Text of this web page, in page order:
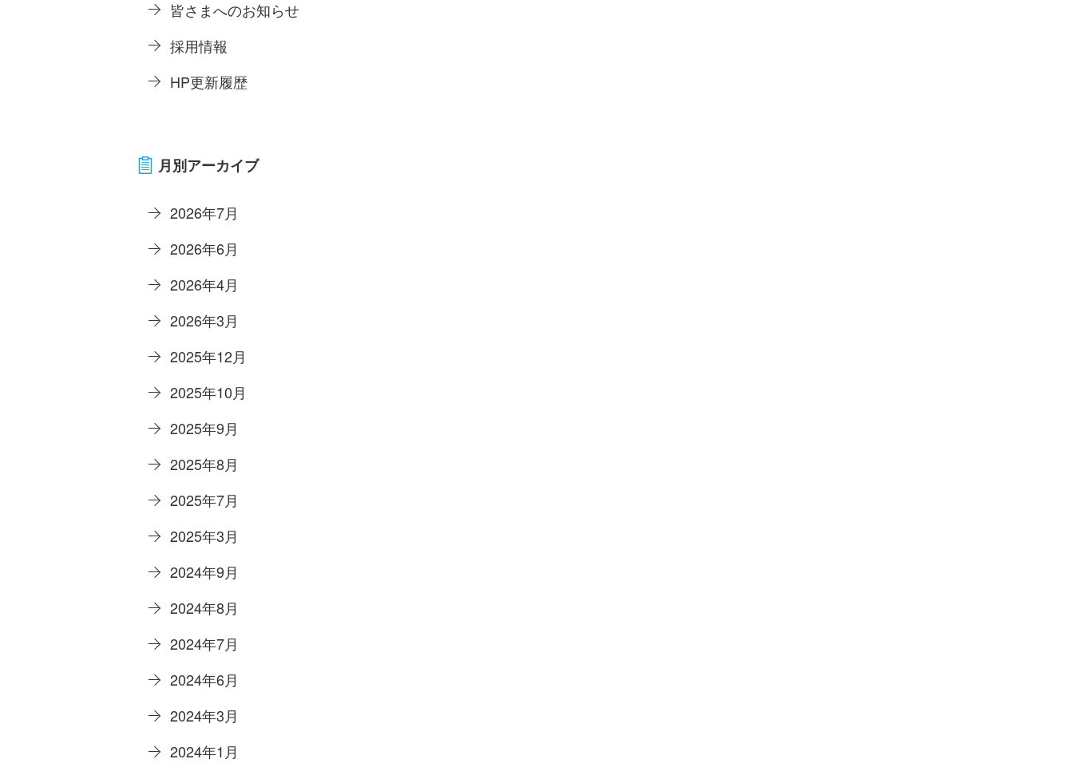
皆さまへのお知らせ
採用情報
HP更新履歴
月別アーカイブ
2026年7月
2026年6月
2026年4月
2026年3月
2025年12月
2025年10月
2025年9月
2025年8月
2025年7月
2025年3月
2024年9月
2024年8月
2024年7月
2024年6月
2024年3月
2024年1月